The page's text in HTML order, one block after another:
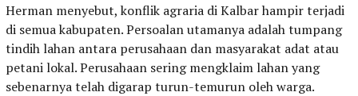
Herman menyebut, konflik agraria di Kalbar hampir terjadi
di semua kabupaten. Persoalan utamanya adalah tumpang
tindih lahan antara perusahaan dan masyarakat adat atau
petani lokal. Perusahaan sering mengklaim lahan yang
sebenarnya telah digarap turun-temurun oleh warga.